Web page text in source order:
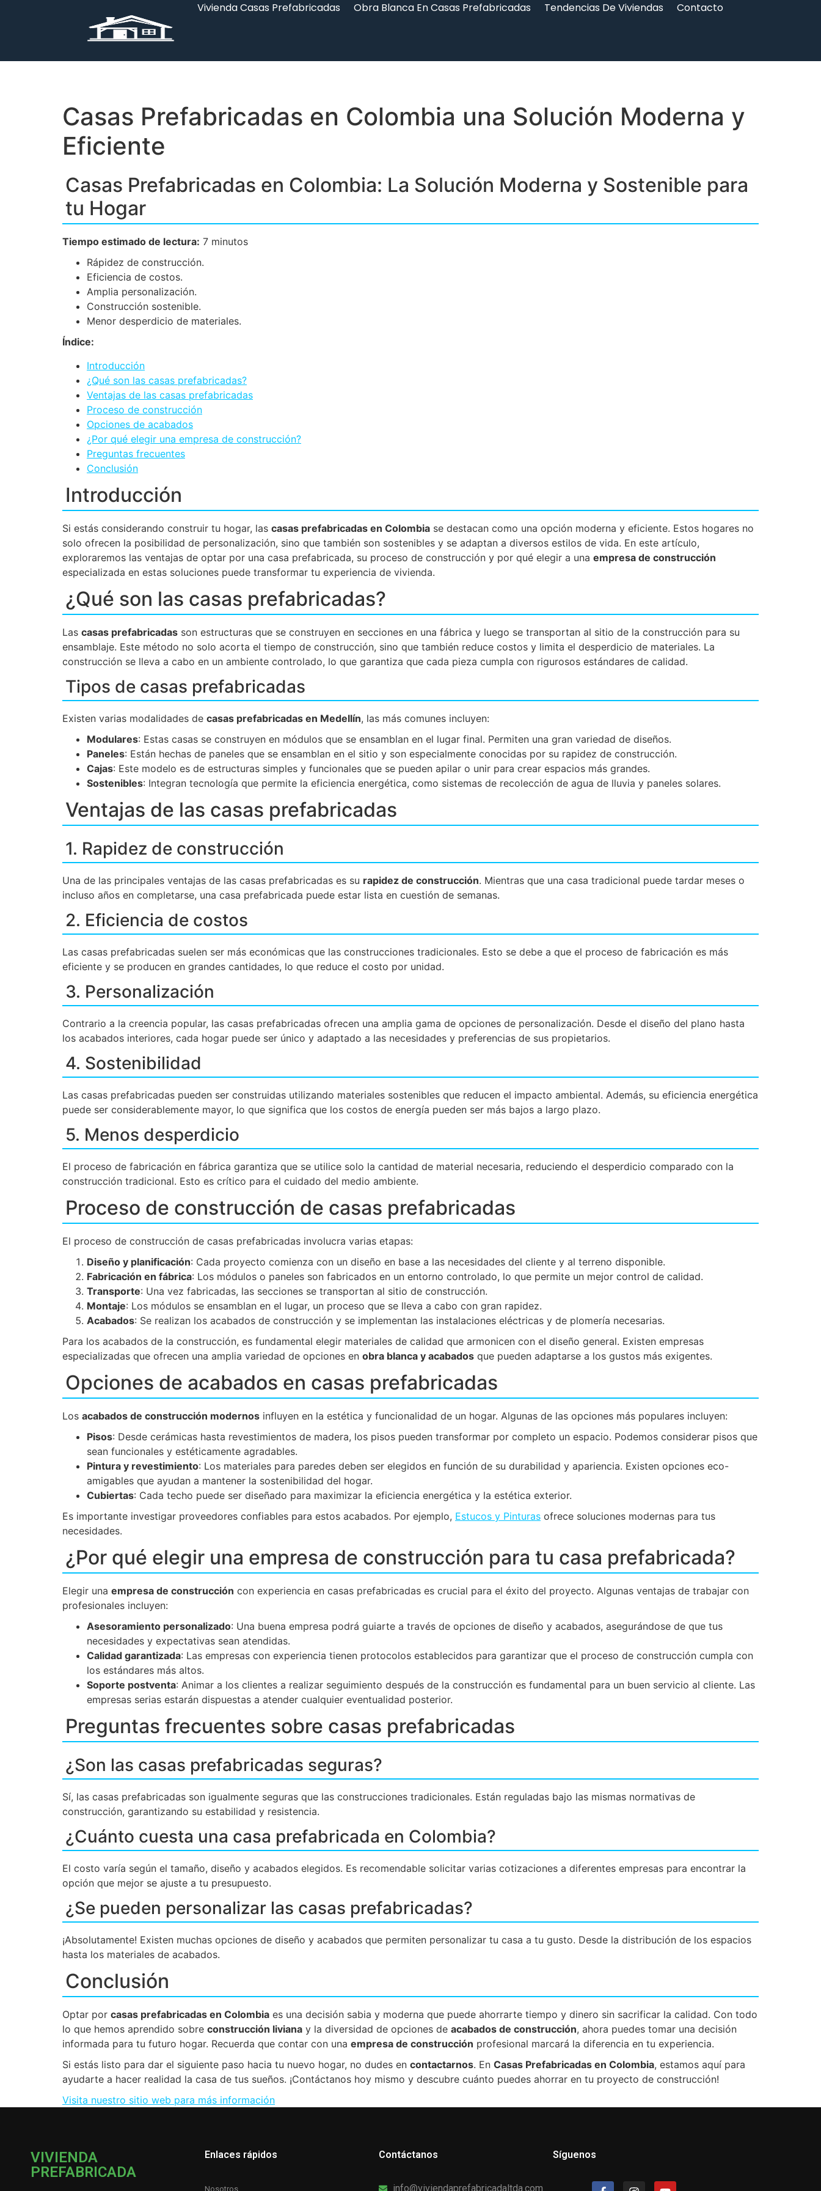
Vivienda Casas Prefabricadas Obra Blanca En Casas Prefabricadas Tendencias De Viviendas Contacto
Casas Prefabricadas en Colombia una Solución Moderna y
Eficiente
Casas Prefabricadas en Colombia: La Solución Moderna y Sostenible para
tu Hogar
Tiempo estimado de lectura: 7 minutos
Rápidez de construcción.
Eficiencia de costos.
Amplia personalización.
Construcción sostenible.
Menor desperdicio de materiales.
Índice:
Introducción
¿Qué son las casas prefabricadas?
Ventajas de las casas prefabricadas
Proceso de construcción
Opciones de acabados
¿Por qué elegir una empresa de construcción?
Preguntas frecuentes
Conclusión
Introducción
Si estás considerando construir tu hogar, las casas prefabricadas en Colombia se destacan como una opción moderna y eficiente. Estos hogares no
solo ofrecen la posibilidad de personalización, sino que también son sostenibles y se adaptan a diversos estilos de vida. En este artículo,
exploraremos las ventajas de optar por una casa prefabricada, su proceso de construcción y por qué elegir a una empresa de construcción
especializada en estas soluciones puede transformar tu experiencia de vivienda.
¿Qué son las casas prefabricadas?
Las casas prefabricadas son estructuras que se construyen en secciones en una fábrica y luego se transportan al sitio de la construcción para su
ensamblaje. Este método no solo acorta el tiempo de construcción, sino que también reduce costos y limita el desperdicio de materiales. La
construcción se lleva a cabo en un ambiente controlado, lo que garantiza que cada pieza cumpla con rigurosos estándares de calidad.
Tipos de casas prefabricadas
Existen varias modalidades de casas prefabricadas en Medellín, las más comunes incluyen:
Modulares: Estas casas se construyen en módulos que se ensamblan en el lugar final. Permiten una gran variedad de diseños.
Paneles: Están hechas de paneles que se ensamblan en el sitio y son especialmente conocidas por su rapidez de construcción.
Cajas: Este modelo es de estructuras simples y funcionales que se pueden apilar o unir para crear espacios más grandes.
Sostenibles: Integran tecnología que permite la eficiencia energética, como sistemas de recolección de agua de lluvia y paneles solares.
Ventajas de las casas prefabricadas
1. Rapidez de construcción
Una de las principales ventajas de las casas prefabricadas es su rapidez de construcción. Mientras que una casa tradicional puede tardar meses o
incluso años en completarse, una casa prefabricada puede estar lista en cuestión de semanas.
2. Eficiencia de costos
Las casas prefabricadas suelen ser más económicas que las construcciones tradicionales. Esto se debe a que el proceso de fabricación es más
eficiente y se producen en grandes cantidades, lo que reduce el costo por unidad.
3. Personalización
Contrario a la creencia popular, las casas prefabricadas ofrecen una amplia gama de opciones de personalización. Desde el diseño del plano hasta
los acabados interiores, cada hogar puede ser único y adaptado a las necesidades y preferencias de sus propietarios.
4. Sostenibilidad
Las casas prefabricadas pueden ser construidas utilizando materiales sostenibles que reducen el impacto ambiental. Además, su eficiencia energética
puede ser considerablemente mayor, lo que significa que los costos de energía pueden ser más bajos a largo plazo.
5. Menos desperdicio
El proceso de fabricación en fábrica garantiza que se utilice solo la cantidad de material necesaria, reduciendo el desperdicio comparado con la
construcción tradicional. Esto es crítico para el cuidado del medio ambiente.
Proceso de construcción de casas prefabricadas
El proceso de construcción de casas prefabricadas involucra varias etapas:
Diseño y planificación: Cada proyecto comienza con un diseño en base a las necesidades del cliente y al terreno disponible.
Fabricación en fábrica: Los módulos o paneles son fabricados en un entorno controlado, lo que permite un mejor control de calidad.
Transporte: Una vez fabricadas, las secciones se transportan al sitio de construcción.
Montaje: Los módulos se ensamblan en el lugar, un proceso que se lleva a cabo con gran rapidez.
Acabados: Se realizan los acabados de construcción y se implementan las instalaciones eléctricas y de plomería necesarias.
Para los acabados de la construcción, es fundamental elegir materiales de calidad que armonicen con el diseño general. Existen empresas
especializadas que ofrecen una amplia variedad de opciones en obra blanca y acabados que pueden adaptarse a los gustos más exigentes.
Opciones de acabados en casas prefabricadas
Los acabados de construcción modernos influyen en la estética y funcionalidad de un hogar. Algunas de las opciones más populares incluyen:
Pisos: Desde cerámicas hasta revestimientos de madera, los pisos pueden transformar por completo un espacio. Podemos considerar pisos que
sean funcionales y estéticamente agradables.
Pintura y revestimiento: Los materiales para paredes deben ser elegidos en función de su durabilidad y apariencia. Existen opciones eco-
amigables que ayudan a mantener la sostenibilidad del hogar.
Cubiertas: Cada techo puede ser diseñado para maximizar la eficiencia energética y la estética exterior.
Es importante investigar proveedores confiables para estos acabados. Por ejemplo, Estucos y Pinturas ofrece soluciones modernas para tus
necesidades.
¿Por qué elegir una empresa de construcción para tu casa prefabricada?
Elegir una empresa de construcción con experiencia en casas prefabricadas es crucial para el éxito del proyecto. Algunas ventajas de trabajar con
profesionales incluyen:
Asesoramiento personalizado: Una buena empresa podrá guiarte a través de opciones de diseño y acabados, asegurándose de que tus
necesidades y expectativas sean atendidas.
Calidad garantizada: Las empresas con experiencia tienen protocolos establecidos para garantizar que el proceso de construcción cumpla con
los estándares más altos.
Soporte postventa: Animar a los clientes a realizar seguimiento después de la construcción es fundamental para un buen servicio al cliente. Las
empresas serias estarán dispuestas a atender cualquier eventualidad posterior.
Preguntas frecuentes sobre casas prefabricadas
¿Son las casas prefabricadas seguras?
Sí, las casas prefabricadas son igualmente seguras que las construcciones tradicionales. Están reguladas bajo las mismas normativas de
construcción, garantizando su estabilidad y resistencia.
¿Cuánto cuesta una casa prefabricada en Colombia?
El costo varía según el tamaño, diseño y acabados elegidos. Es recomendable solicitar varias cotizaciones a diferentes empresas para encontrar la
opción que mejor se ajuste a tu presupuesto.
¿Se pueden personalizar las casas prefabricadas?
¡Absolutamente! Existen muchas opciones de diseño y acabados que permiten personalizar tu casa a tu gusto. Desde la distribución de los espacios
hasta los materiales de acabados.
Conclusión
Optar por casas prefabricadas en Colombia es una decisión sabia y moderna que puede ahorrarte tiempo y dinero sin sacrificar la calidad. Con todo
lo que hemos aprendido sobre construcción liviana y la diversidad de opciones de acabados de construcción, ahora puedes tomar una decisión
informada para tu futuro hogar. Recuerda que contar con una empresa de construcción profesional marcará la diferencia en tu experiencia.
Si estás listo para dar el siguiente paso hacia tu nuevo hogar, no dudes en contactarnos. En Casas Prefabricadas en Colombia, estamos aquí para
ayudarte a hacer realidad la casa de tus sueños. ¡Contáctanos hoy mismo y descubre cuánto puedes ahorrar en tu proyecto de construcción!
Visita nuestro sitio web para más información
VIVIENDA
PREFABRICADA
Enlaces rápidos
Nosotros
Contáctanos
info@viviendaprefabricadaltda.com
Síguenos